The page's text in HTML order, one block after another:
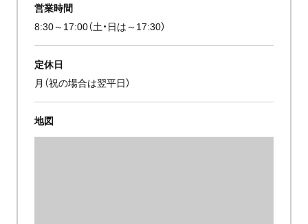
営業時間
8:30～17:00（土・日は～17:30）
定休日
月（祝の場合は翌平日）
地図